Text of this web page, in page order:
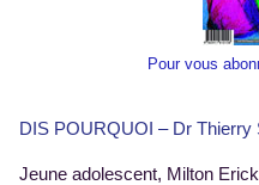
Pour vous
DIS POURQUOI – Dr Thierry
Jeune adolescent, Milton